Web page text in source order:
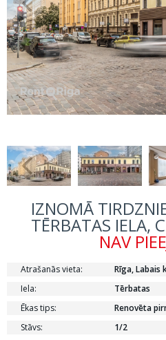
IZNOMĀ
TĒRBATAS IELA,
NAV
Atrašanās vieta:
Rīga, Labais
Iela:
Tērbatas
Ēkas tips:
Renovēta
Stāvs:
1/2